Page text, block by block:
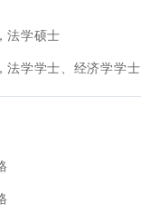
法学硕士
法学学士、经济学学士